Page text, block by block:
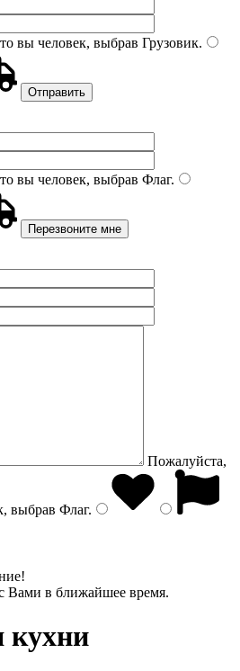
вы человек, выбрав Грузовик.
вы человек, выбрав Флаг.
Пожалуйста,
выбрав Флаг.
Вами в ближайшее время.
кухни